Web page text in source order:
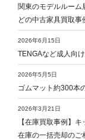
関東のモデルルーム
どの中古家具買取事
TENGAなど成人向
2026年6月15日
ゴムマット約300本
2026年5月5日
【在庫買取事例】
在庫の一括売却のご
2026年3月21日